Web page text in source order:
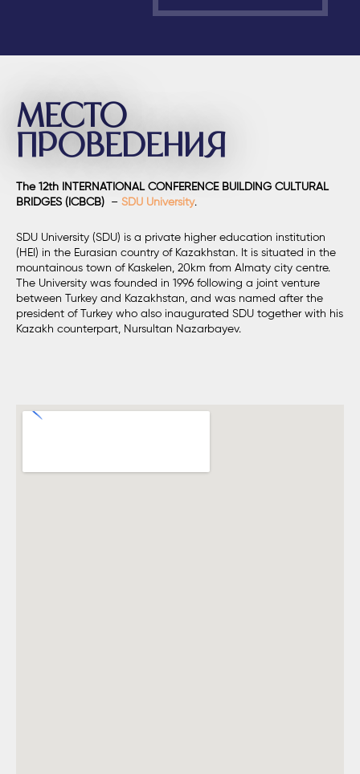
МЕСТО
ПРОВЕДЕНИЯ
The 12th INTERNATIONAL CONFERENCE BUILDING CULTURAL
BRIDGES (ICBCB) – SDU University.
SDU University (SDU) is a private higher education institution
(HEI) in the Eurasian country of Kazakhstan. It is situated in the
mountainous town of Kaskelen, 20km from Almaty city centre.
The University was founded in 1996 following a joint venture
between Turkey and Kazakhstan, and was named after the
president of Turkey who also inaugurated SDU together with his
Kazakh counterpart, Nursultan Nazarbayev.